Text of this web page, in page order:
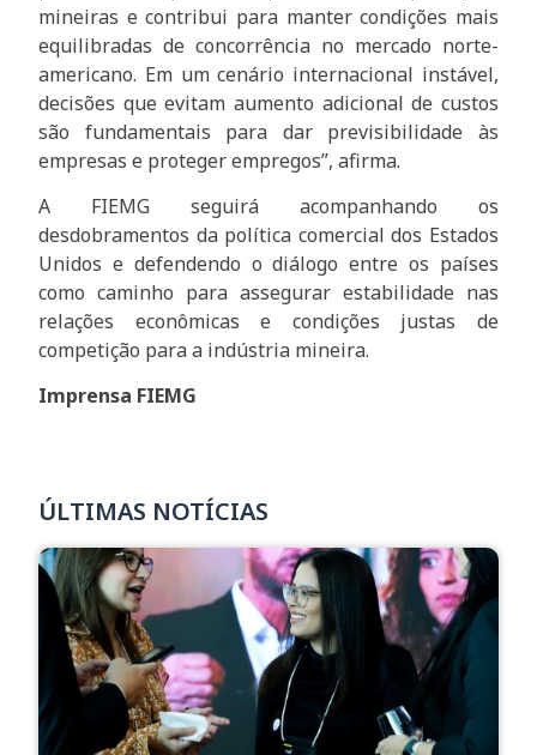
mineiras e contribui para manter condições mais
equilibradas de concorrência no mercado norte-
americano. Em um cenário internacional instável,
decisões que evitam aumento adicional de custos
são fundamentais para dar previsibilidade às
empresas e proteger empregos”, afirma.
A FIEMG seguirá acompanhando os
desdobramentos da política comercial dos Estados
Unidos e defendendo o diálogo entre os países
como caminho para assegurar estabilidade nas
relações econômicas e condições justas de
competição para a indústria mineira.
Imprensa FIEMG
ÚLTIMAS NOTÍCIAS